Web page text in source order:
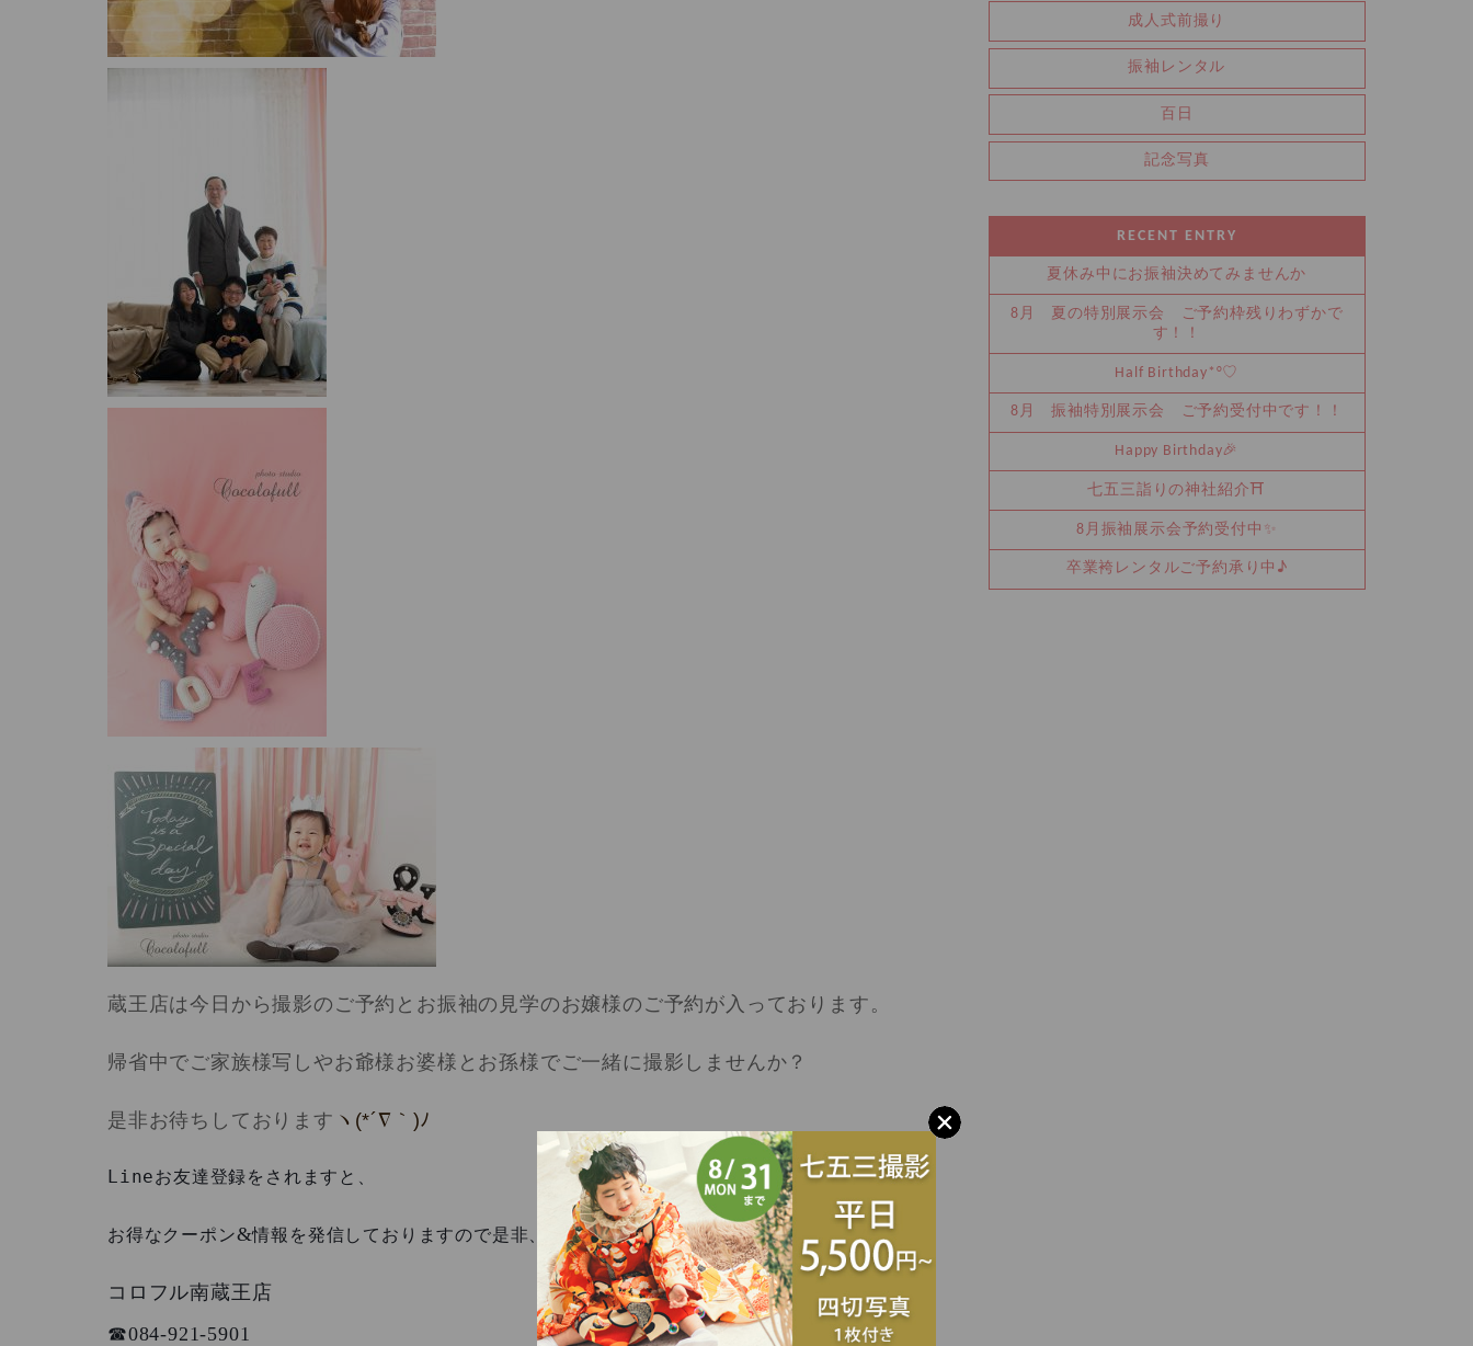
蔵王店は今日から撮影のご予約とお振袖の見学のお嬢様のご予約が入っております。
帰省中でご家族様写しやお爺様お婆様とお孫様でご一緒に撮影しませんか？
是非お待ちしております ヽ (*´∇ ｀ )ﾉ
Lineお友達登録をされますと、
お得なクーポン&情報を発信しておりますので是非、ご登録をお願い致します。
コロフル南蔵王店
☎︎084-921-5901
成人式前撮り
振袖レンタル
百日
記念写真
RECENT ENTRY
夏休み中にお振袖決めてみませんか
8月 夏の特別展示会 ご予約枠残りわずかで
す！！
Half Birthday‪‪*°♡
8月 振袖特別展示会 ご予約受付中です！！
Happy Birthday🎉
七五三詣りの神社紹介⛩️
8月振袖展示会予約受付中✨
卒業袴レンタルご予約承り中♪